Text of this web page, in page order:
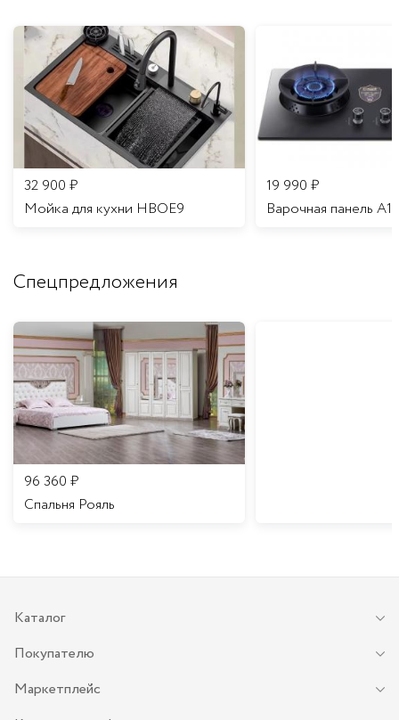
32 900 ₽
Мойка для кухни HBOE9
19 990 ₽
Варочная панель A16
Спецпредложения
96 360 ₽
Спальня Рояль
Каталог
Покупателю
Маркетплейс